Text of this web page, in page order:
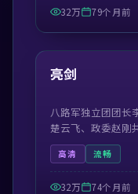
32万 79个月前
热门
亮剑
八路军独立团团长
楚云飞、政委赵刚
高清 流畅
32万 74个月前